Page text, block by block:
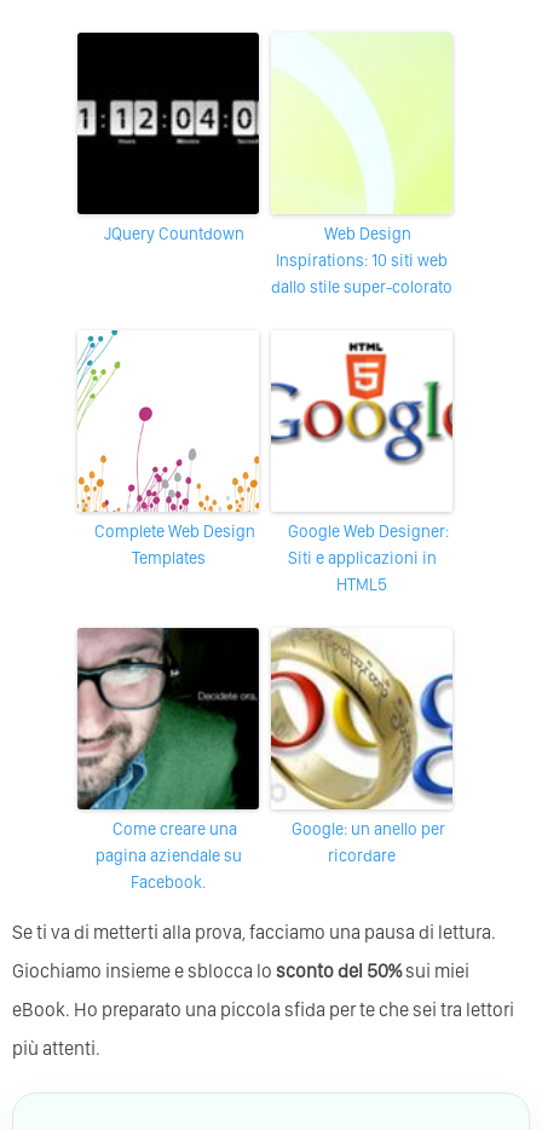
jQuery Countdown
Web Design
Inspirations: 10 siti web
dallo stile super-colorato
Complete Web Design
Templates
Google Web Designer:
Siti e applicazioni in
HTML5
Come creare una
pagina aziendale su
Facebook.
Google: un anello per
ricordare
Se ti va di metterti alla prova, facciamo una pausa di lettura.
Giochiamo insieme e sblocca lo sconto del 50%sui miei
eBook. Ho preparato una piccola sfida per te che sei tra lettori
più attenti.